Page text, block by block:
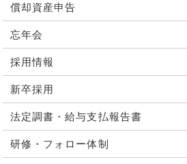
償却資産申告
忘年会
採用情報
新卒採用
法定調書・給与支払報告書
研修・フォロー体制